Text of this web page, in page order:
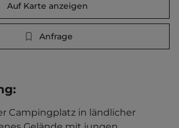
Auf Karte anzeigen
Anfrage
:
Campingplatz in ländlicher